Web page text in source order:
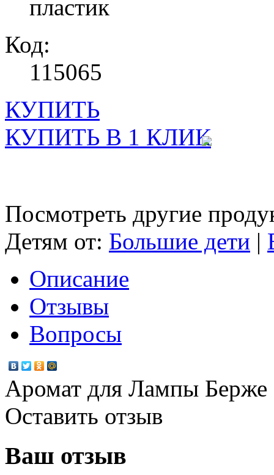
пластик
Код:
115065
КУПИТЬ
КУПИТЬ В 1 КЛИК
Посмотреть другие
Детям от: Большие дети |
Описание
Отзывы
Вопросы
Аромат для Лампы
Оставить отзыв
Ваш отзыв